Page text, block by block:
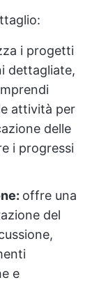
i progetti
dettagliate,
attività per
delle
i progressi
offre una
del
e